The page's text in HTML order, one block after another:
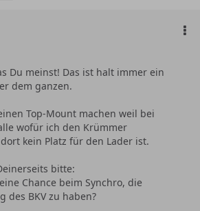
Du meinst! Das ist halt immer ein
dem ganzen.
Top-Mount machen weil bei
wofür ich den Krümmer
kein Platz für den Lader ist.
bitte:
Chance beim Synchro, die
des BKV zu haben?